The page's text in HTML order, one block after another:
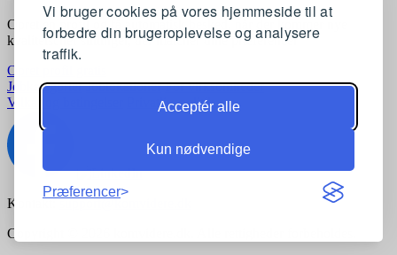
Vi bruger cookies på vores hjemmeside til at
forbedre din brugeroplevelse og analysere
traffik.
Acceptér alle
Kun nødvendige
Præferencer
Opret en profil og få automatisk besked, når der kommer nye
kvalitetschef stillinger, der matcher dine præferencer
Opret profil gratis
Jobkategorier Joblokationer For virksomheder
Vilkår og betingelser
Privatlivspolitik
Kontakt:support@komvidere.dk
Copyright © 2026 komvidere.dk. Alle rettigheder forbeholdes.